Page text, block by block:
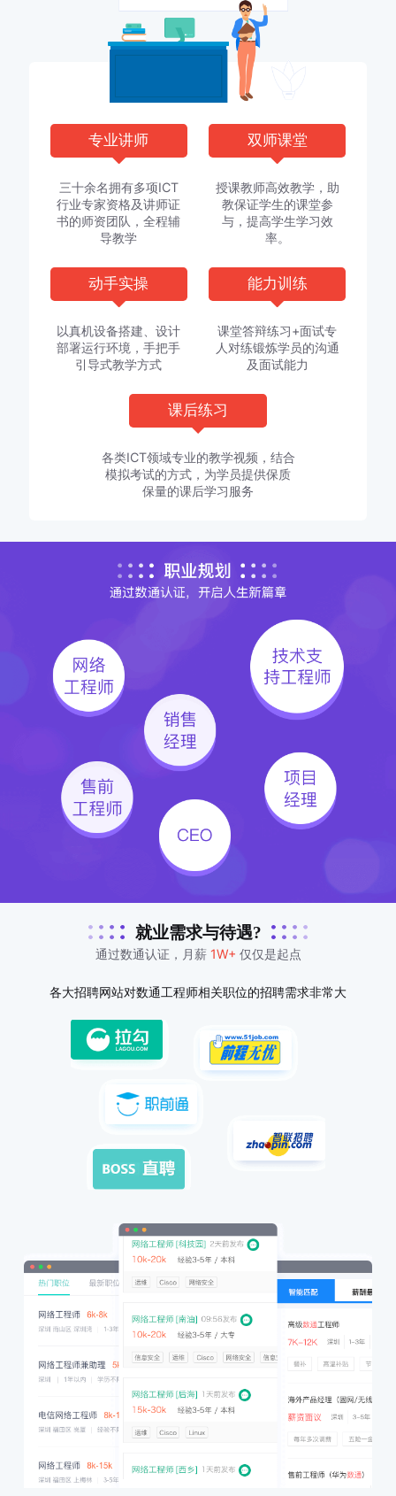
专业讲师
三十余名拥有多项ICT
行业专家资格及讲师证
书的师资团队，全程辅
导教学
双师课堂
授课教师高效教学，助
教保证学生的课堂参
与，提高学生学习效
率。
动手实操
以真机设备搭建、设计
部署运行环境，手把手
引导式教学方式
能力训练
课堂答辩练习+面试专
人对练锻炼学员的沟通
及面试能力
课后练习
各类ICT领域专业的教学视频，结合
模拟考试的方式，为学员提供保质
保量的课后学习服务
就业需求与待遇?
通过数通认证，月薪 1W+ 仅仅是起点
各大招聘网站对数通工程师相关职位的招聘需求非常大